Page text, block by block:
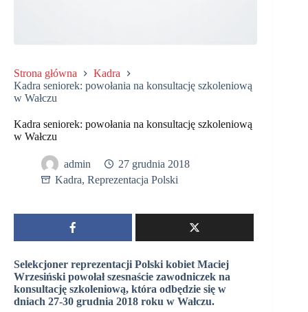
Strona główna
Kadra
Kadra seniorek: powołania na konsultację szkoleniową
w Wałczu
Kadra seniorek: powołania na konsultację szkoleniową
w Wałczu
admin
27 grudnia 2018
Kadra, Reprezentacja Polski
Selekcjoner reprezentacji Polski kobiet Maciej
Wrzesiński powołał szesnaście zawodniczek na
konsultację szkoleniową, która odbędzie się w
dniach 27-30 grudnia 2018 roku w Wałczu.